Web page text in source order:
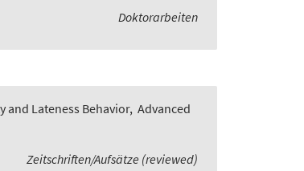
Doktorarbeiten
Lateness Behavior, Advanced
Zeitschriften/Aufsätze (reviewed)